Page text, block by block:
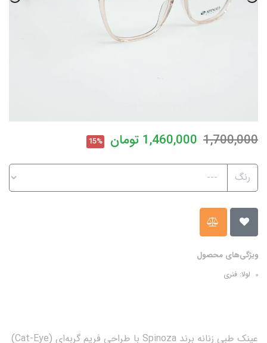
1,700,000
1,460,000 تومان 15%
رنگ
ویژگی‌های محصول
لولا: فنری
عینک طبی زنانه برند Spinoza با طراحی فریم گربه‌ای (Cat-Eye)